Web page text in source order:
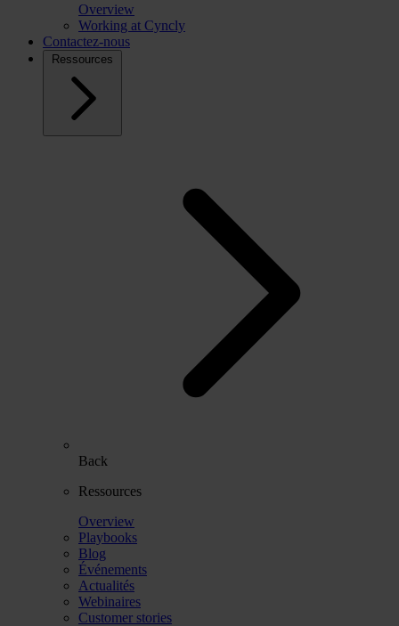
Overview
Working at Cyncly
Contactez-nous
Ressources
Back
Ressources
Overview
Playbooks
Blog
Événements
Actualités
Webinaires
Customer stories